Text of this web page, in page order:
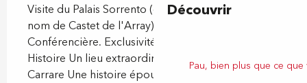
Découvrir
Pau, bien plus que ce
Visite du Palais Sorrento (également connu sous le
nom de Castet de l'Array) avec Guide
Conférencière. Exclusivité Guide Epicurieuse Art,
Histoire Un lieu extraordinaire bâti en marbre de
Carrare Une histoire époustouflante du destin